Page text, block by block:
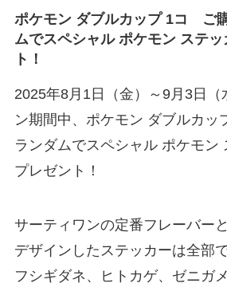
ポケモン ダブルカップ 1コ ご
ムでスペシャル ポケモン ステ
ト！
2025年8月1日（金）～9月3日（
ン期間中、ポケモン ダブルカッ
ランダムでスペシャル ポケモン
プレゼント！
サーティワンの定番フレーバー
デザインしたステッカーは全部
フシギダネ、ヒトカゲ、ゼニガ